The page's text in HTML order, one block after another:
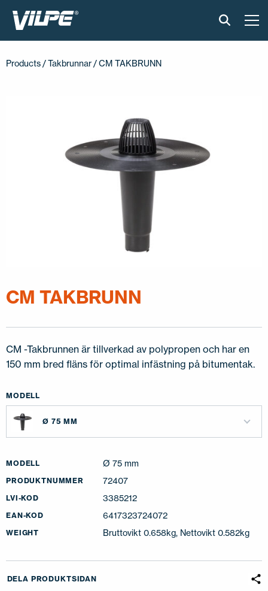
INSTALLATION & MATERIAL
EN FI USA PL SV SV-FI
Products /Takbrunnar / CM TAKBRUNN
CM TAKBRUNN
CM -Takbrunnen är tillverkad av polypropen och har en
150 mm bred fläns för optimal infästning på bitumentak.
MODELL
Ø 75 MM
MODELL Ø 75 mm
PRODUKTNUMMER 72407
LVI-KOD 3385212
EAN-KOD 6417323724072
WEIGHT Bruttovikt 0.658kg, Nettovikt 0.582kg
DELA PRODUKTSIDAN